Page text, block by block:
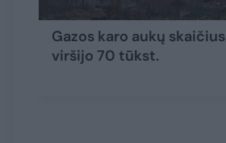
Gazos karo aukų skaičius
viršijo 70 tūkst.